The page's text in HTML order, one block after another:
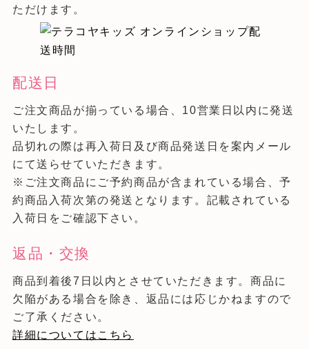
ただけます。
配送日
ご注文商品が揃っている場合、10営業日以内に発送
いたします。
品切れの際は再入荷日及び商品発送日を案内メール
にて送らせていただきます。
※ご注文商品にご予約商品が含まれている場合、予
約商品入荷次第の発送となります。記載されている
入荷日をご確認下さい。
返品・交換
商品到着後7日以内とさせていただきます。商品に
欠陥がある場合を除き、返品には応じかねますので
ご了承ください。
詳細についてはこちら